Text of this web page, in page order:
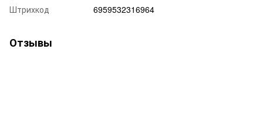
Штрихкод 6959532316964
Отзывы